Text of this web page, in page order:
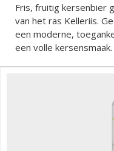
Fris, fruitig kersenbier
van het ras Kelleriis.
een moderne,
een volle kersensmaak.